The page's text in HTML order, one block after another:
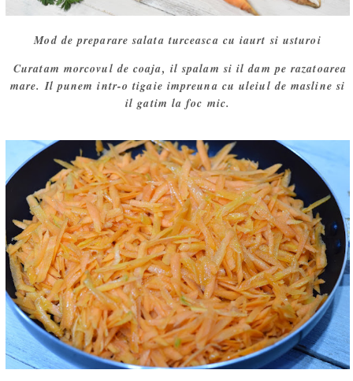
Mod de preparare salata turceasca cu iaurt si usturoi
Curatam morcovul de coaja, il spalam si il dam pe razatoarea
mare. Il punem intr-o tigaie impreuna cu uleiul de masline si
il gatim la foc mic.